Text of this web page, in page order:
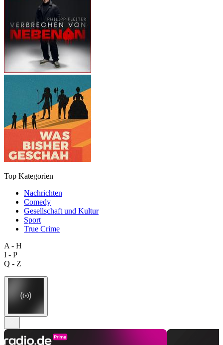
Top Kategorien
Nachrichten
Comedy
Gesellschaft und Kultur
Sport
True Crime
A - H
I - P
Q - Z